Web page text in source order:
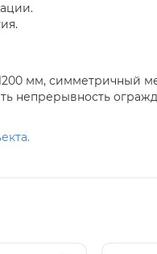
мм, симметричный
непрерывность